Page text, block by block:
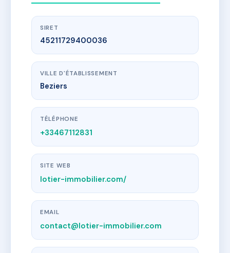
SIRET
45211729400036
VILLE D'ÉTABLISSEMENT
Beziers
TÉLÉPHONE
+33467112831
SITE WEB
lotier-immobilier.com/
EMAIL
contact@lotier-immobilier.com